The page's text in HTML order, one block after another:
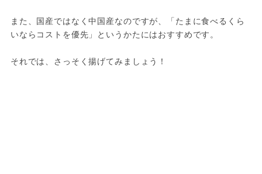
また、国産ではなく中国産なのですが、「たまに食べるくら
いならコストを優先」というかたにはおすすめです。
それでは、さっそく揚げてみましょう！